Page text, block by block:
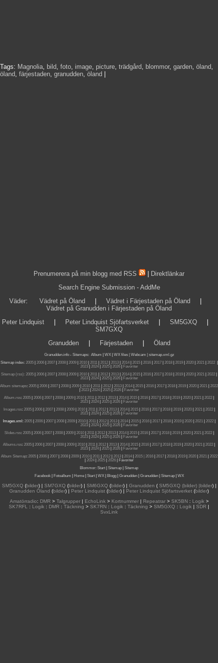
Tags: Magnolia, bild, foto, image, picture, trädgård, blommor, garden, öland,
öland, färjestaden, granudden, öland
Prenumerera på min blogg med RSS
Direktlänkar
Search Engine Submission - AddMe
Väder: Vädret på Öland Vädret i Färjestaden på Öland
Vädret på Granudden i Färjestaden på Öland
Peter Lindquist
Peter Lindquist Sjöfartsverket SM5GXQ
SM7GXQ
Granudden| Färjestaden| Öland
Granudden.info- Sitemaps: Album WX WX files | Webcam |
sitemap.xml.gz
Sitemap index: 2005| 2006| 2007| 2008| 2009| 2010| 2011| 2012| 2013| 2014| 2015| 2016| 2017| 2018| 2019| 2020| 2021| 2022|
2023| 2024| 2025| 2026|
Favoriter
Sitemap (rss): 2005 2006 2007 2008 2009 2010 2011 2012 2013 2014 2015 2016 2017 2018 2019 2020 2021 2022
2023| 2024| 2025| 2026|
Favoriter
Album sitemaps: 2005 2006 2007 2008 2009 2010 2011 2012 2013 2014 2015 2016 2017 2018 2019 2020 2021
2022
2023| 2024| 2025| 2026|
Favoriter
Album.rss: 2005 2006 2007 2008 2009 2010 2011 2012 2013 2014 2015 2016 2017 2018 2019 2020 2021 2022
2023| 2024| 2025| 2026|
Favoriter
Images.rss: 2005| 2006| 2007| 2008| 2009| 2010| 2011| 2012| 2013| 2014| 2015| 2016| 2017| 2018| 2019| 2020| 2021| 2022|
2023| 2024| 2025| 2026|
Favoriter
Images.xml: 2005| 2006| 2007| 2008| 2009| 2010| 2011| 2012| 2013| 2014| 2015| 2016| 2017| 2018| 2019| 2020| 2021| 2022|
2023| 2024| 2025| 2026|
Favoriter
Slides.rss: 2005| 2006| 2007| 2008| 2009| 2010| 2011| 2012| 2013| 2014| 2015| 2016| 2017| 2018| 2019| 2020| 2021| 2022|
2023| 2024| 2025| 2026|
Favoriter
Albums.rss: 2005 2006 2007 2008 2009 2010 2011 2012 2013 2014 2015 2016 2017 2018 2019 2020 2021 2022
2023| 2024| 2025| 2026|
Favoriter
Album Sitemap: 2005| 2006| 2007| 2008| 2009| 2010| 2011| 2012| 2013| 2014| 2015 | 2016| 2017| 2018| 2019| 2020| 2021| 2022
2024| 2025| 2026|
Favoriter
Blommor: Start Sitemap
Sitemap
Facebook| Fotoalbum Home| Start| WX| Blogg| Granudden| Granudden| Sitemap| WX
SM5GXQ(bilder) | SM7GXQ(bilder) | SM6GXQ(bilder) | Granudden (SM5GXQ (bilder) |bilder) |
Granudden Öland (bilder) | Peter Lindquist (bilder) | Peter Lindquist Sjöfartsverket (bilder)
Amatörradio: DMR> Talgrupper| EchoLink> Kortnummer| Repeatrar> SK5BN: Logik>
SK7RFL
: Logik : DMR : Täckning > SK7RN : Logik : Täckning > SM5GXQ : Logik | SDR |
SvxLink